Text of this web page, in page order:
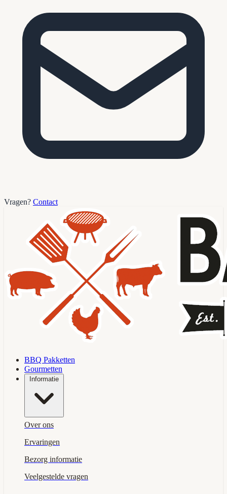
Vragen? Contact
BBQ Pakketten
Gourmetten
Informatie
Over ons
Ervaringen
Bezorg informatie
Veelgestelde vragen